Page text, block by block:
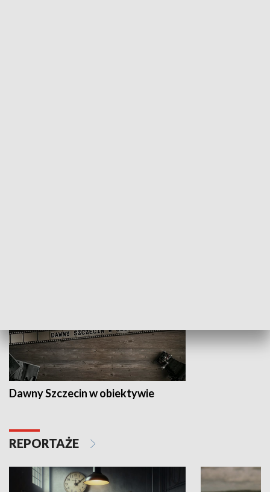
Dawny Szczecin w obiektywie
REPORTAŻE